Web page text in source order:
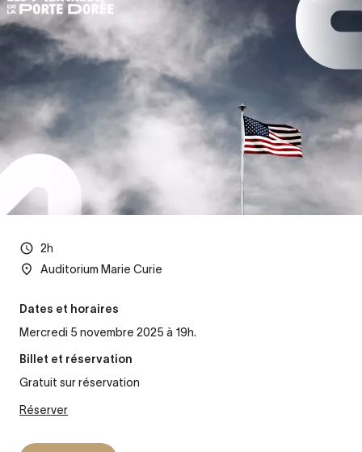
2h
Auditorium Marie Curie
Dates et horaires
Mercredi 5 novembre 2025 à 19h.
Billet et réservation
Gratuit sur réservation
Réserver